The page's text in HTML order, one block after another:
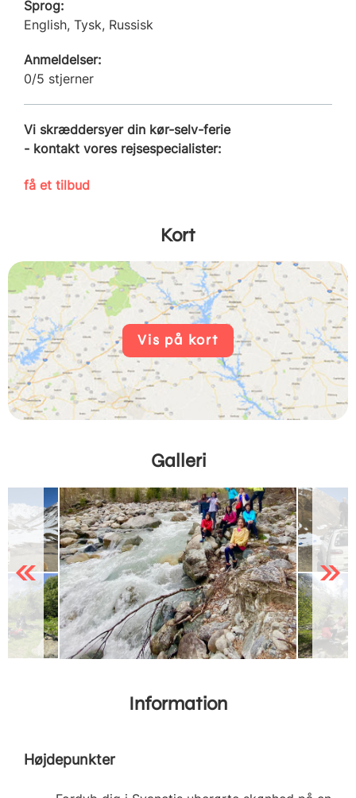
Sprog:
English, Tysk, Russisk
Anmeldelser:
0/5 stjerner
Vi skræddersyer din kør-selv-ferie
- kontakt vores rejsespecialister:
få et tilbud
Kort
Vis på kort
Galleri
Previous Next
Information
Højdepunkter